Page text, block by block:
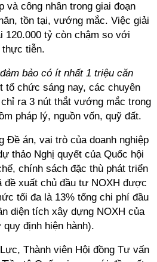
và công nhân trong giai đoạn
tồn tại, vướng mắc. Việc giải
120.000 tỷ còn chậm so với
thực tiễn.
bảo có ít nhất 1 triệu căn
tổ chức sáng nay, các chuyên
ra 3 nút thắt vướng mắc trong
pháp lý, nguồn vốn, quỹ đất.
Đề án, vai trò của doanh nghiệp
thảo Nghị quyết của Quốc hội
chính sách đặc thù phát triển
đề xuất chủ đầu tư NOXH được
tối đa là 13% tổng chi phí đầu
diện tích xây dựng NOXH của
định hiện hành).
Thành viên Hội đồng Tư vấn